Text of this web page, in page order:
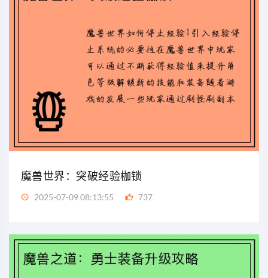
魔兽世界：突破经验枷锁
2025-07-09 08:13:55 737